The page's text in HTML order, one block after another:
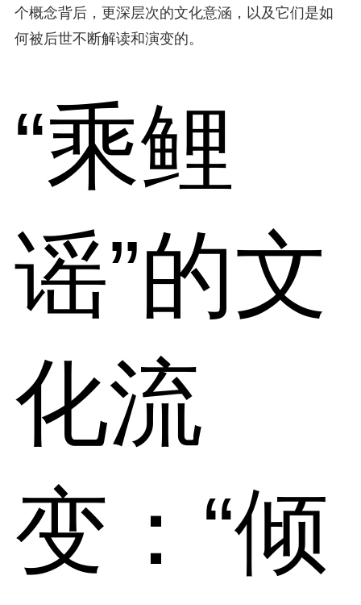
个概念背后，更深层次的文化意涵，以及它们是如
何被后世不断解读和演变的。
“乘鲤
谣”的文
化流
变：“倾